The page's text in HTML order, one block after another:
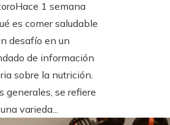
Hace 1 semana
es comer saludable
desafío en un
de información
sobre la nutrición.
generales, se refiere
varieda...